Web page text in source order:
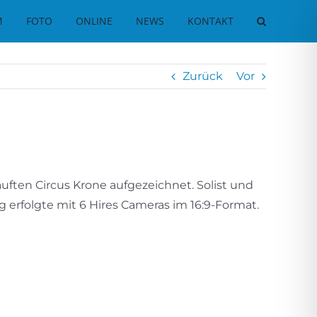
FOTO ONLINE NEWS KONTAKT
Zurück Vor
Circus Krone aufgezeichnet. Solist und
mit 6 Hires Cameras im 16:9-Format.